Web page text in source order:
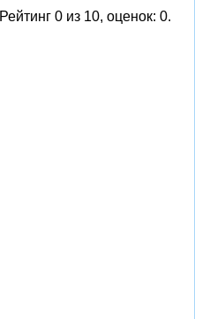
Рейтинг 0 из 10, оценок: 0.